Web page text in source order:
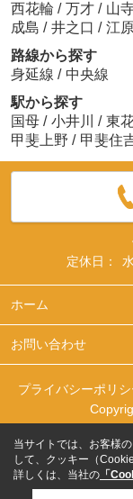
西花輪 / 万才 / 山
成島 / 井之口 / 江
路線から探す
身延線 / 中央線
駅から探す
国母 / 小井川 / 東
甲斐上野 / 甲斐住
定休日：
ホーム
お問い合わせ
プライバシーポリシ
当サイトでは、お客様
して、クッキー（
詳しくは、当社の 「